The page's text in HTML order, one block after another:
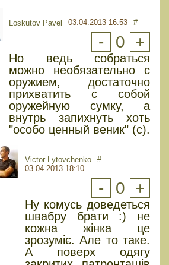
Loskutov Pavel 03.04.2013 16:53 #
- 0 +
Но ведь собраться
можно необязательно с
оружием, достаточно
прихватить с собой
оружейную сумку, а
внутрь запихнуть хоть
"особо ценный веник" (с).
Victor Lytovchenko
03.04.2013 18:10
#
- 0 +
Ну комусь доведеться
швабру брати :) не
кожна жінка це
зрозуміє. Але то таке.
А поверх одягу